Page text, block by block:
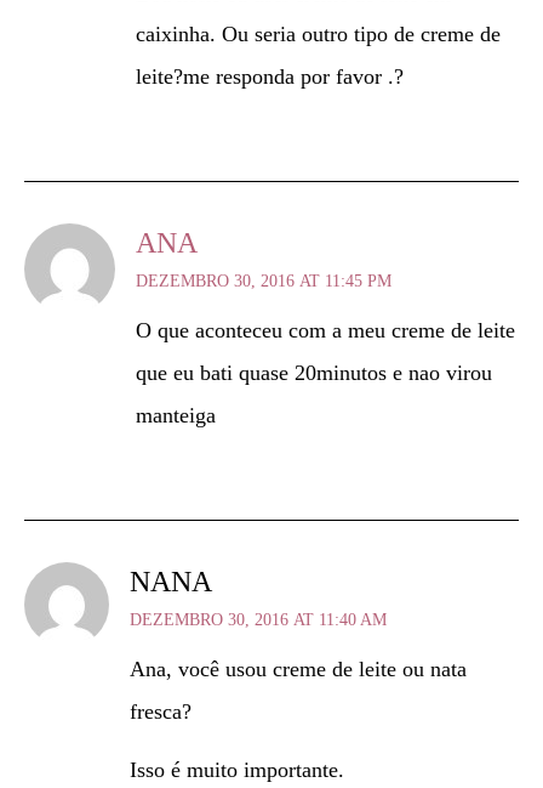
caixinha. Ou seria outro tipo de creme de
leite?me responda por favor .?
ANA
DEZEMBRO 30, 2016 AT 11:45 PM
O que aconteceu com a meu creme de leite
que eu bati quase 20minutos e nao virou
manteiga
NANA
DEZEMBRO 30, 2016 AT 11:40 AM
Ana, você usou creme de leite ou nata
fresca?
Isso é muito importante.